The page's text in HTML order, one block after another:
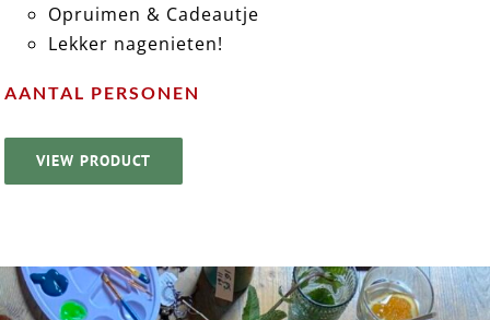
Opruimen & Cadeautje
Lekker nagenieten!
AANTAL PERSONEN
VIEW PRODUCT